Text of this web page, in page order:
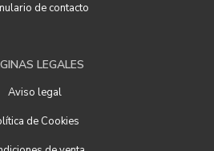
de contacto
LEGALES
Aviso legal
de Cookies